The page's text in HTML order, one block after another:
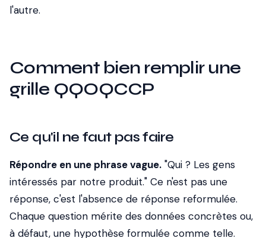
l'autre.
Comment bien remplir une
grille QQOQCCP
Ce qu'il ne faut pas faire
Répondre en une phrase vague. "Qui ? Les gens
intéressés par notre produit." Ce n'est pas une
réponse, c'est l'absence de réponse reformulée.
Chaque question mérite des données concrètes ou,
à défaut, une hypothèse formulée comme telle.